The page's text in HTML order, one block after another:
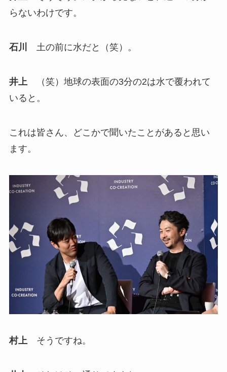
らないわけです。
石川 土の前に水だと（笑）。
井上 （笑）地球の表面の3分の2は水で覆われて
いると。
これは皆さん、どこかで聞いたことがあると思い
ます。
村上そうですね。